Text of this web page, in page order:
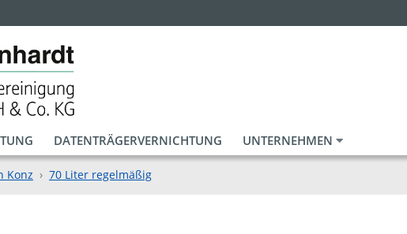
DATENTRÄGERVERNICHTUNG UNTERNEHMEN
Konz 70 Liter regelmäßig